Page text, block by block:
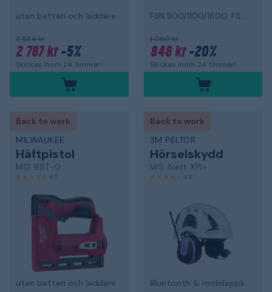
utan batteri och laddare
2 934 kr
2 787 kr-5%
Skickas inom 24 timmar!
FSN 800/1100/1600, FSN RA 32 800/1600
1 060 kr
848 kr-20%
Skickas inom 24 timmar!
Back to work
MILWAUKEE
Häftpistol
M12 BST-0
4,7
utan batteri och laddare
Back to work
3M PELTOR
Hörselskydd
WS Alert XPI+
4,5
Bluetooth & mobilapplikation, hjälmfäste